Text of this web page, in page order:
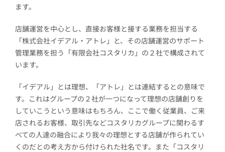
ます。
店舗運営を中心とし、直接お客様と接する業務を担当する
「株式会社イデアル・アトレ」と、その店舗運営のサポート
管理業務を担う「有限会社コスタリカ」の２社で構成されて
います。
「イデアル」とは理想、「アトレ」とは連結するとの意味で
す。これはグループの２社が一つになって理想の店舗創りを
していこうという意味はもちろん、ここで働く従業員、ご来
店されるお客様、取引先などコスタリカグループに関わるす
べての人達の融合により我々の理想とする店舗が作られてい
くのだとの考え方から付けられた社名です。また「コスタリ